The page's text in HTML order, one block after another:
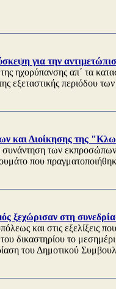
για την
ηχορύπανσης απ΄ τα
εξεταστικής περιόδου
και Διοίκησης της
συνάντηση των
που
ξεχώρισαν στη
και στις εξελίξεις
δικαστηρίου το
του Δημοτικού